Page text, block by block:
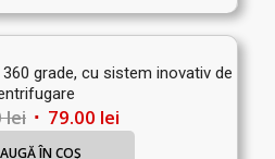
259.00 lei.
grade, cu sistem inovativ de
lei Prețul
inițial
79.00 leiPrețul
curent
ÎN COȘ